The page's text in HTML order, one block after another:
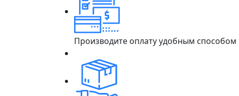
Производите оплату удобным способом